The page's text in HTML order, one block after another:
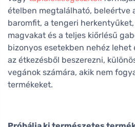
ételben megtalálható, beleértve
baromfit, a tengeri
magvakat és a teljes kiőrlésű
bizonyos esetekben nehéz
az étkezésből beszerezni,
vegánok számára, akik nem
termékeket.